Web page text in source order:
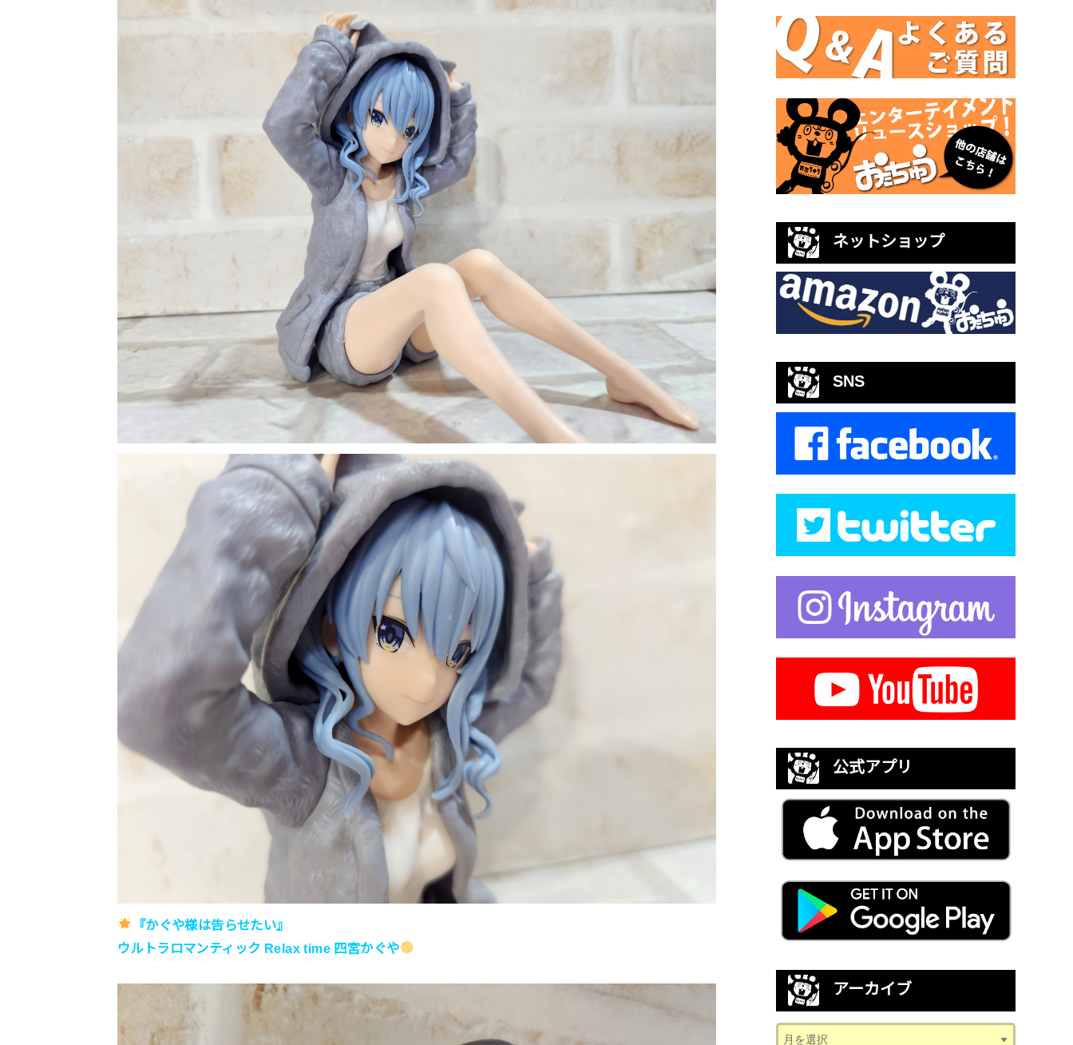
『かぐや様は告らせたい』
ウルトラロマンティック Relax time 四宮かぐや
ネットショップ
SNS
公式アプリ
アーカイブ